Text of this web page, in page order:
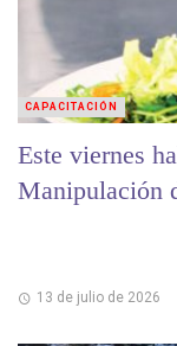
Este viernes
Manipulación
13 de julio de 2026
CAPACITACIÓN